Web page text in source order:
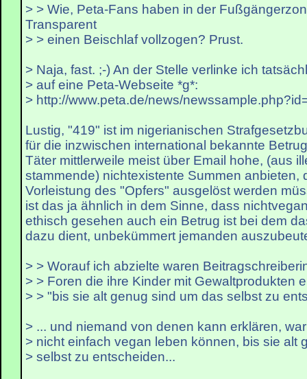
> > Wie, Peta-Fans haben in der
Transparent
> > einen Beischlaf vollzogen? Prust.
> Naja, fast. ;-) An der Stelle verlinke ich
> auf eine Peta-Webseite *g*:
> http://www.peta.de/news/
Lustig, "419" ist im nigerianischen
für die inzwischen international bekannte
Täter mittlerweile meist über Email hohe, (aus
stammende) nichtexistente Summen anbieten,
Vorleistung des "Opfers" ausgelöst werden
ist das ja ähnlich in dem Sinne, dass
ethisch gesehen auch ein Betrug ist bei dem
dazu dient, unbekümmert jemanden
> > Worauf ich abzielte waren
> > Foren die ihre Kinder mit Gewaltprodukten
> > "bis sie alt genug sind um das selbst zu
> ... und niemand von denen kann erklären,
> nicht einfach vegan leben können, bis sie alt
> selbst zu entscheiden...